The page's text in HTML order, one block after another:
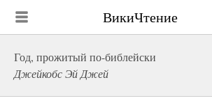
ВикиЧтение
Год, прожитый по-библейски
Джейкобс Эй Джей